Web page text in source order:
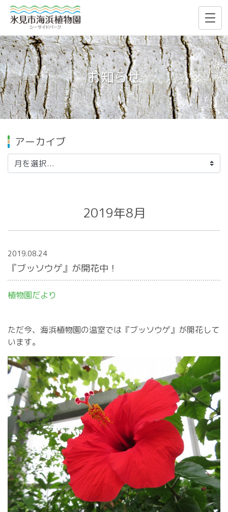
お知らせ
2019年8月
2019.08.24
『ブッソウゲ』が開花中！
植物園だより
ただ今、海浜植物園の温室では『ブッソウゲ』が開花して
います。
アーカイブ